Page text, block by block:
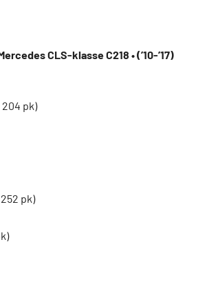
CLS-klasse C218 • (’10-’17)
204 pk)
pk)